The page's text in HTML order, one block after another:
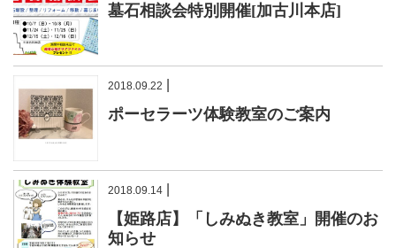
墓石相談会特別開催[加古川本店]
2018.09.22
ポーセラーツ体験教室のご案内
2018.09.14
【姫路店】「しみぬき教室」開催のお
知らせ